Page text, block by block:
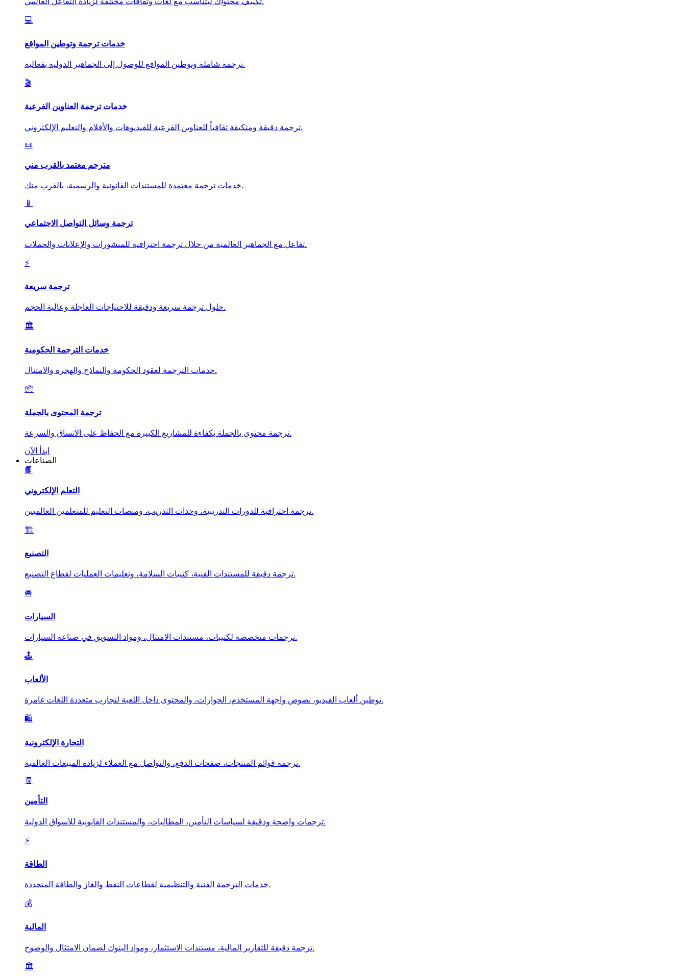
💻
خدمات ترجمة وتوطين المواقع
ترجمة شاملة وتوطين المواقع للوصول إلى الجماهير الدولية بفعالية.
🎬
خدمات ترجمة العناوين الفرعية
ترجمة دقيقة ومتكيفة ثقافياً للعناوين الفرعية للفيديوهات والأفلام والتعليم الإلكتروني.
📜
مترجم معتمد بالقرب مني
خدمات ترجمة معتمدة للمستندات القانونية والرسمية، بالقرب منك.
📱
ترجمة وسائل التواصل الاجتماعي
تفاعل مع الجماهير العالمية من خلال ترجمة احترافية للمنشورات والإعلانات والحملات.
⚡
ترجمة سريعة
حلول ترجمة سريعة ودقيقة للاحتياجات العاجلة وعالية الحجم.
🏛️
خدمات الترجمة الحكومية
خدمات الترجمة لعقود الحكومة والنماذج والهجرة والامتثال.
📦
ترجمة المحتوى بالجملة
ترجمة محتوى بالجملة بكفاءة للمشاريع الكبيرة مع الحفاظ على الاتساق والسرعة.
ابدأ الآن
الصناعات
📘
التعلم الإلكتروني
ترجمة احترافية للدورات التدريبية، وحدات التدريب، ومنصات التعليم للمتعلمين العالميين.
🏗️
التصنيع
ترجمة دقيقة للمستندات الفنية، كتيبات السلامة، وتعليمات العمليات لقطاع التصنيع.
🚘
السيارات
ترجمات متخصصة لكتيبات، مستندات الامتثال، ومواد التسويق في صناعة السيارات.
🕹️
الألعاب
توطين ألعاب الفيديو، نصوص واجهة المستخدم، الحوارات، والمحتوى داخل اللعبة لتجارب متعددة اللغات غامرة.
🛍️
التجارة الإلكترونية
ترجمة قوائم المنتجات، صفحات الدفع، والتواصل مع العملاء لزيادة المبيعات العالمية.
🧾
التأمين
ترجمات واضحة ودقيقة لسياسات التأمين، المطالبات، والمستندات القانونية للأسواق الدولية.
⚡
الطاقة
خدمات الترجمة الفنية والتنظيمية لقطاعات النفط والغاز والطاقة المتجددة.
💰
المالية
ترجمة دقيقة للتقارير المالية، مستندات الاستثمار، ومواد البنوك لضمان الامتثال والوضوح.
🏛️